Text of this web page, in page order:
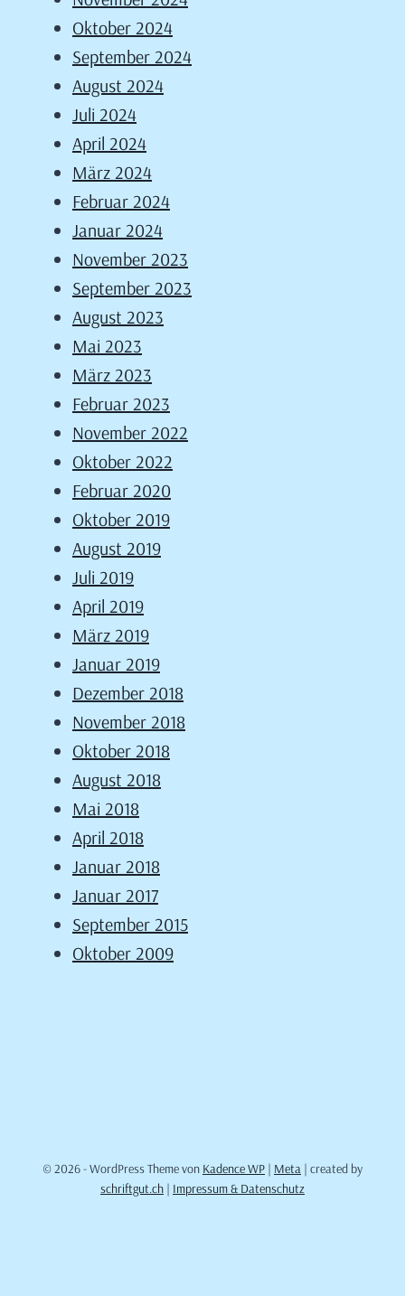
Oktober 2024
September 2024
August 2024
Juli 2024
April 2024
März 2024
Februar 2024
Januar 2024
November 2023
September 2023
August 2023
Mai 2023
März 2023
Februar 2023
November 2022
Oktober 2022
Februar 2020
Oktober 2019
August 2019
Juli 2019
April 2019
März 2019
Januar 2019
Dezember 2018
November 2018
Oktober 2018
August 2018
Mai 2018
April 2018
Januar 2018
Januar 2017
September 2015
Oktober 2009
© 2026 - WordPress Theme von Kadence WP | Meta | created by
schriftgut.ch | Impressum & Datenschutz